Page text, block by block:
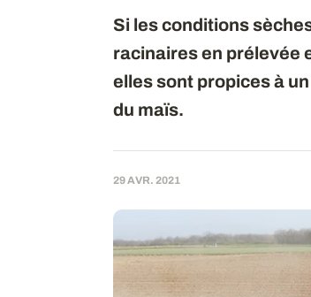
Si les conditions
racinaires en prélevée
elles sont propices à
du maïs.
29 AVR. 2021